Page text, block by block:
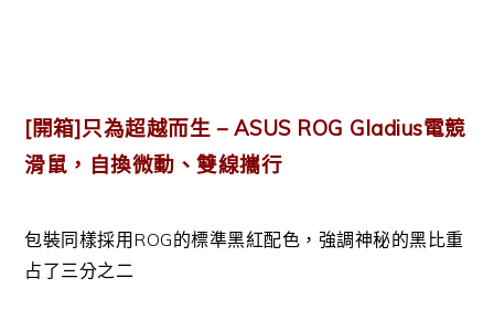
[開箱]只為超越而生 – ASUS ROG Gladius電競
滑鼠，自換微動、雙線攜行
包裝同樣採用ROG的標準黑紅配色，強調神秘的黑比重
占了三分之二